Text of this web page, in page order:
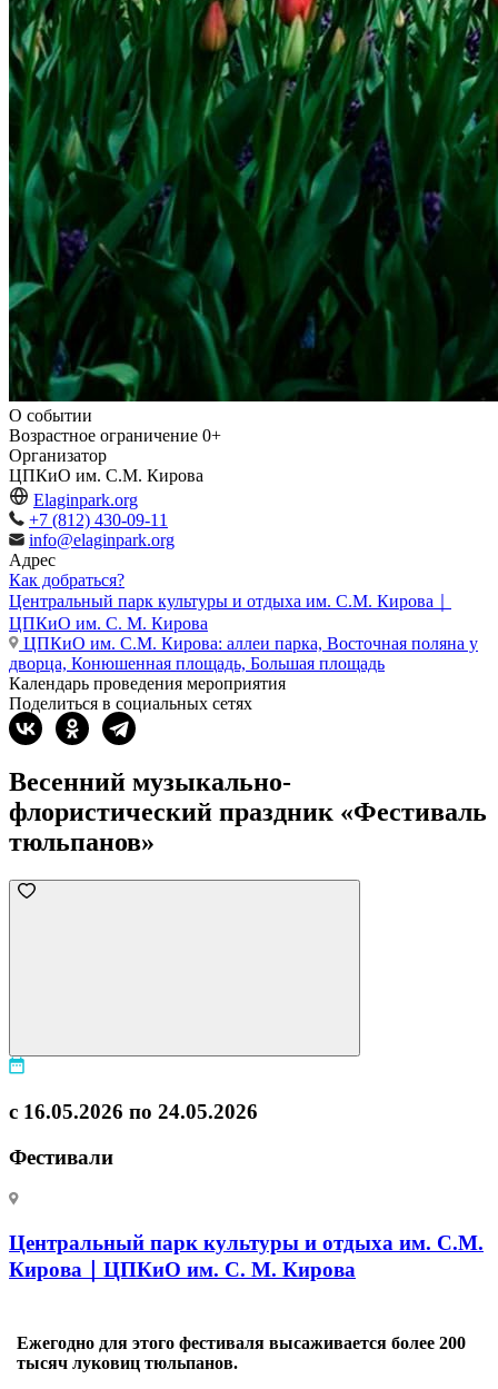
О событии
Возрастное ограничение 0+
Организатор
ЦПКиО им. С.М. Кирова
Elaginpark.org
+7 (812) 430-09-11
info@elaginpark.org
Адрес
Как добраться?
Центральный парк культуры и отдыха им. С.М. Кирова｜
ЦПКиО им. С. М. Кирова
ЦПКиО им. С.М. Кирова: аллеи парка, Восточная поляна у
дворца, Конюшенная площадь, Большая площадь
Календарь проведения мероприятия
Поделиться в социальных сетях
Весенний музыкально-
флористический праздник «Фестиваль
тюльпанов»
с 16.05.2026 по 24.05.2026
Фестивали
Центральный парк культуры и отдыха им. С.М.
Кирова｜ЦПКиО им. С. М. Кирова
Ежегодно для этого фестиваля высаживается более 200
тысяч луковиц тюльпанов.